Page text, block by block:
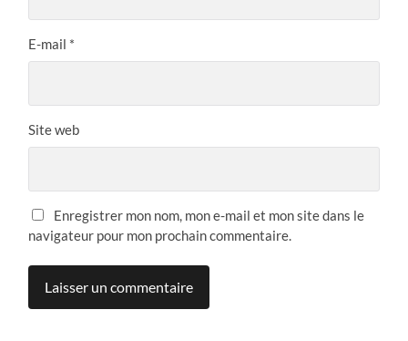
E-mail *
Site web
Enregistrer mon nom, mon e-mail et mon site dans le
navigateur pour mon prochain commentaire.